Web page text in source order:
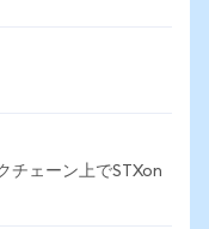
チェーン上でSTXon